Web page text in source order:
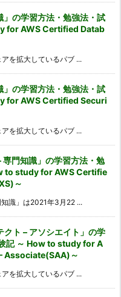
」の学習方法・勉強法・試
for AWS Certified Datab
を拡大しているパブ ...
」の学習方法・勉強法・試
for AWS Certified Securi
を拡大しているパブ ...
専門知識」の学習方法・勉
to study for AWS Certifie
～
識」は2021年3月22 ...
クト – アソシエイト」の学
記 ～ How to study for A
Associate(SAA)～
を拡大しているパブ ...